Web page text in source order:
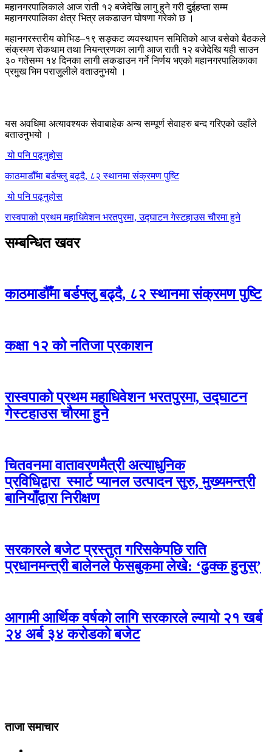
महानगरपालिकाले आज राती १२ बजेदेखि लागु हुने गरी दुुईहप्ता सम्म
महानगरपालिका क्षेत्र भित्र लकडाउन घोषणा गरेको छ ।
महानगरस्तरीय कोभिड–१९ सङ्कट व्यवस्थापन समितिको आज बसेको बैठकले
संक्रमण रोकथाम तथा नियन्त्रणका लागी आज राती १२ बजेदेखि यही साउन
३० गतेसम्म १४ दिनका लागी लकडाउन गर्ने निर्णय भएको महानगरपालिकाका
प्रमुुख भिम पराजुुलीले वताउनुुभयो ।
यस अवधिमा अत्यावश्यक सेवाबाहेक अन्य सम्पूर्ण सेवाहरु बन्द गरिएको उहाँले
बताउनुुभयो ।
यो पनि पढ्नुहोस
काठमाडौँमा बर्डफ्लु बढ्दै, ८२ स्थानमा संक्रमण पुष्टि
यो पनि पढ्नुहोस
रास्वपाको प्रथम महाधिवेशन भरतपुरमा, उद्घाटन गेस्टहाउस चौरमा हुने
सम्बन्धित खवर
काठमाडौँमा बर्डफ्लु बढ्दै, ८२ स्थानमा संक्रमण पुष्टि
कक्षा १२ को नतिजा प्रकाशन
रास्वपाको प्रथम महाधिवेशन भरतपुरमा, उद्घाटन
गेस्टहाउस चौरमा हुने
चितवनमा वातावरणमैत्री अत्याधुनिक
प्रविधिद्वारा स्मार्ट प्यानल उत्पादन सुरु, मुख्यमन्त्री
बानियाँद्वारा निरीक्षण
सरकारले बजेट प्रस्तुत गरिसकेपछि राति
प्रधानमन्त्री बालेनले फेसबुकमा लेखे: ‘ढुक्क हुनुस्’
आगामी आर्थिक वर्षको लागि सरकारले ल्यायो २१ खर्ब
२४ अर्ब ३४ करोडको बजेट
ताजा समाचार